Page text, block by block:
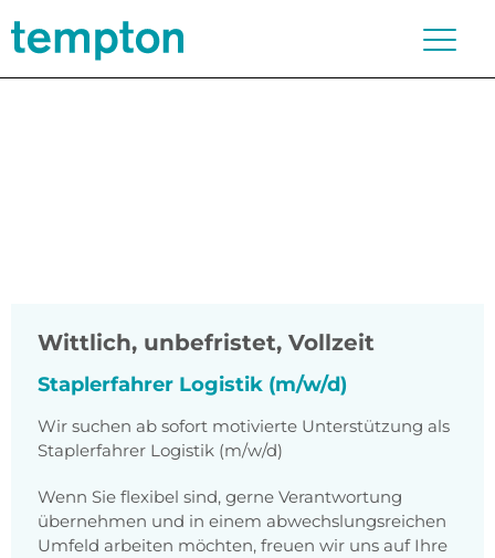
Wittlich, unbefristet, Vollzeit
Staplerfahrer Logistik (m/w/d)
Wir suchen ab sofort motivierte Unterstützung als
Staplerfahrer Logistik (m/w/d)
Wenn Sie flexibel sind, gerne Verantwortung
übernehmen und in einem abwechslungsreichen
Umfeld arbeiten möchten, freuen wir uns auf Ihre